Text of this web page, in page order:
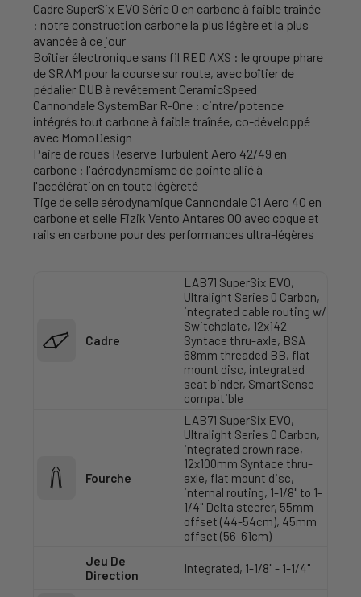
Cadre SuperSix EVO Série 0 en carbone à faible traînée
: notre construction carbone la plus légère et la plus
avancée à ce jour
Boîtier électronique sans fil RED AXS : le groupe phare
de SRAM pour la course sur route, avec boîtier de
pédalier DUB à revêtement CeramicSpeed
Cannondale SystemBar R-One : cintre/potence
intégrés tout carbone à faible traînée, co-développé
avec MomoDesign
Paire de roues Reserve Turbulent Aero 42/49 en
carbone : l'aérodynamisme de pointe allié à
l'accélération en toute légèreté
Tige de selle aérodynamique Cannondale C1 Aero 40 en
carbone et selle Fizik Vento Antares 00 avec coque et
rails en carbone pour des performances ultra-légères
Cadre
LAB71 SuperSix EVO,
Ultralight Series 0 Carbon,
integrated cable routing w/
Switchplate, 12x142
Syntace thru-axle, BSA
68mm threaded BB, flat
mount disc, integrated
seat binder, SmartSense
compatible
Fourche
LAB71 SuperSix EVO,
Ultralight Series 0 Carbon,
integrated crown race,
12x100mm Syntace thru-
axle, flat mount disc,
internal routing, 1-1/8" to 1-
1/4" Delta steerer, 55mm
offset (44-54cm), 45mm
offset (56-61cm)
Jeu De
Direction
Integrated, 1-1/8" - 1-1/4"